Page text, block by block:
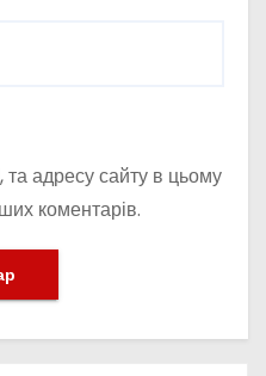
адресу сайту в цьому
коментарів.